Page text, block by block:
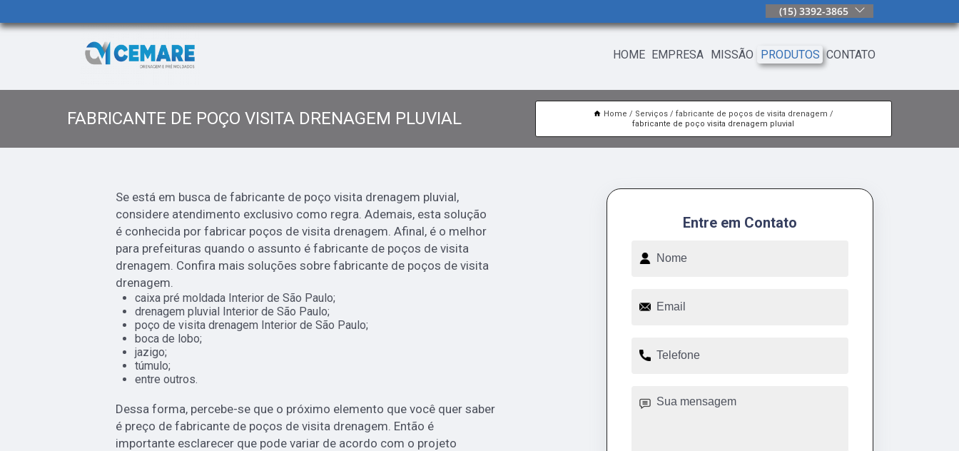
(15) 3392-3865
HOME EMPRESA MISSÃO PRODUTOS CONTATO
FABRICANTE DE POÇO VISITA DRENAGEM PLUVIAL Home Serviços
fabricante de poços de visita drenagem
fabricante de poço visita drenagem pluvial
Se está em busca de fabricante de poço visita drenagem pluvial,
considere atendimento exclusivo como regra. Ademais, esta solução
é conhecida por fabricar poços de visita drenagem. Afinal, é o melhor
para prefeituras quando o assunto é fabricante de poços de visita
drenagem. Confira mais soluções sobre fabricante de poços de visita
drenagem.
caixa pré moldada Interior de São Paulo;
drenagem pluvial Interior de São Paulo;
poço de visita drenagem Interior de São Paulo;
boca de lobo;
jazigo;
túmulo;
entre outros.
Dessa forma, percebe-se que o próximo elemento que você quer saber
é preço de fabricante de poços de visita drenagem. Então é
importante esclarecer que pode variar de acordo com o projeto
Entre em Contato